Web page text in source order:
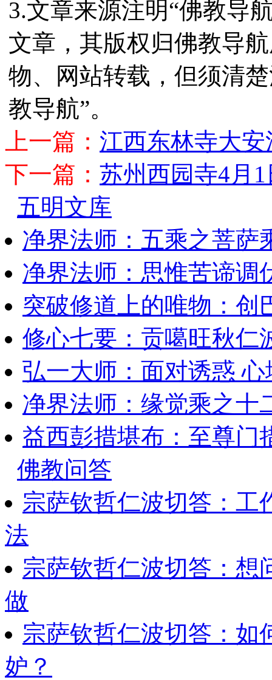
3.文章来源注明“佛教导
文章，其版权归佛教导
物、网站转载，但须清
教导航”。
上一篇： 江西东林寺大
下一篇： 苏州西园寺4月
五明文库
净界法师：五乘之菩萨
净界法师：思惟苦谛调
突破修道上的唯物：创
修心七要：贡噶旺秋仁
弘一大师：面对诱惑
净界法师：缘觉乘之
益西彭措堪布：至尊门
佛教问答
宗萨钦哲仁波切答：工
法
宗萨钦哲仁波切答：想
做
宗萨钦哲仁波切答：如
妒？